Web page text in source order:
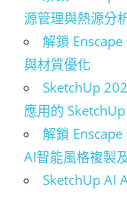
源管理與熱源分
解鎖
與材質優化
SketchUp
應用的
解鎖
AI智能風格複製
SketchUp AI